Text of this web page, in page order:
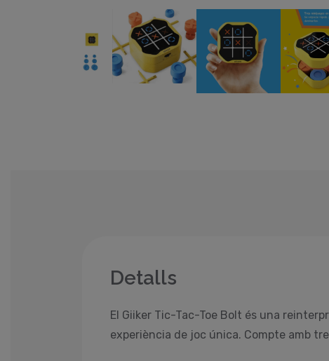
Detalls
El Giiker Tic-Tac-Toe Bolt és una
experiència de joc única. Compte amb